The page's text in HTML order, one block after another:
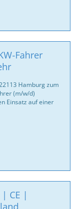
Fahrer
Hamburg zum
(m/w/d)
Einsatz auf einer
CE |